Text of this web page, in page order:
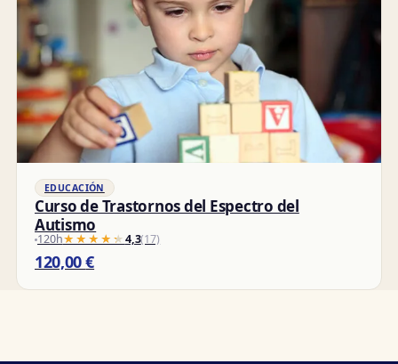
EDUCACIÓN
Curso de Trastornos del Espectro del
Autismo
120h★★★★★
★★★★★4,3(17)
120,00€